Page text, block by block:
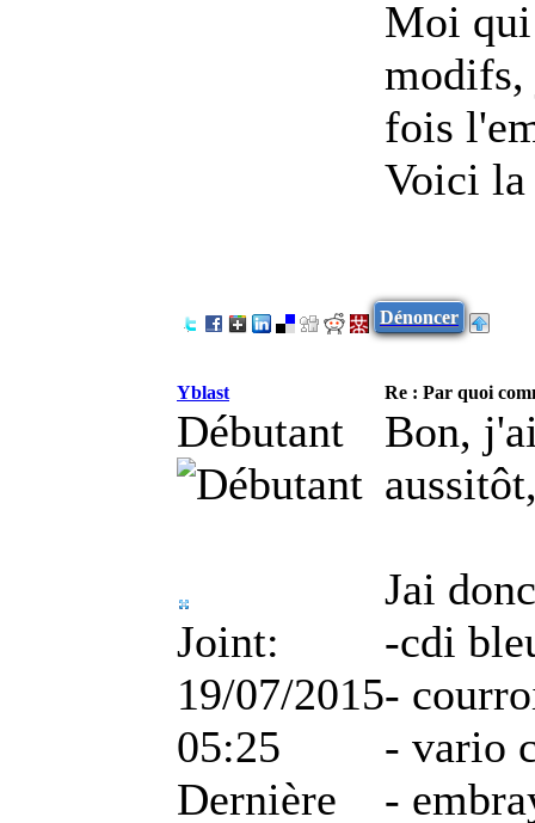
Moi qui
modifs,
fois
Voici la
Dénoncer
Yblast Re : Par quoi
Débutant
Joint:
19/07/2015
05:25
Dernière
Bon,
Jai
-cdi
-
- vario
-